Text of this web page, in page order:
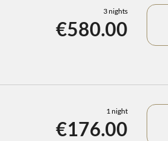
3 nights
€580.00
1 night
€176.00